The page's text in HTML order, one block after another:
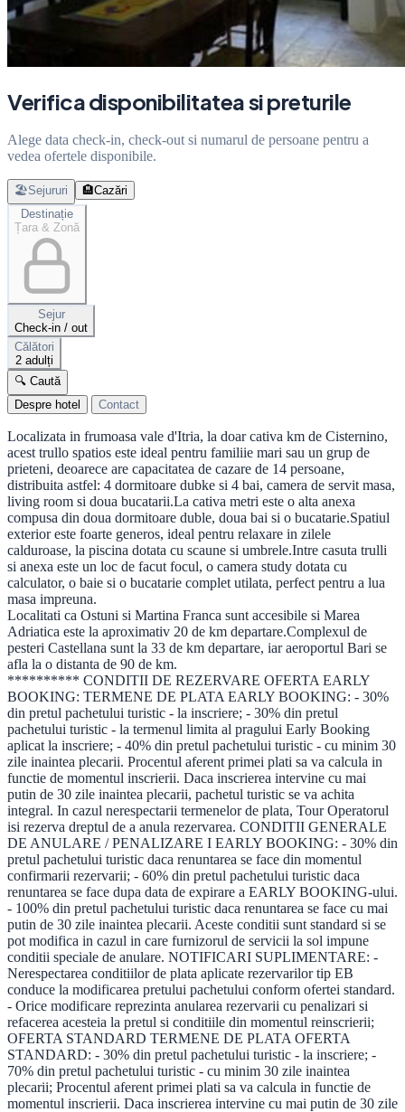
Verifica disponibilitatea si preturile
Alege data check-in, check-out si numarul de persoane pentru a
vedea ofertele disponibile.
🏖️Sejururi 🏨Cazări
Destinație
Țara & Zonă
Sejur
Check-in / out
Călători
2 adulți
🔍 Caută
Despre hotel
Contact
Localizata in frumoasa vale d'Itria, la doar cativa km de Cisternino,
acest trullo spatios este ideal pentru familiie mari sau un grup de
prieteni, deoarece are capacitatea de cazare de 14 persoane,
distribuita astfel: 4 dormitoare dubke si 4 bai, camera de servit masa,
living room si doua bucatarii.La cativa metri este o alta anexa
compusa din doua dormitoare duble, doua bai si o bucatarie.Spatiul
exterior este foarte generos, ideal pentru relaxare in zilele
calduroase, la piscina dotata cu scaune si umbrele.Intre casuta trulli
si anexa este un loc de facut focul, o camera study dotata cu
calculator, o baie si o bucatarie complet utilata, perfect pentru a lua
masa impreuna.
Localitati ca Ostuni si Martina Franca sunt accesibile si Marea
Adriatica este la aproximativ 20 de km departare.Complexul de
pesteri Castellana sunt la 33 de km departare, iar aeroportul Bari se
afla la o distanta de 90 de km.
********** CONDITII DE REZERVARE OFERTA EARLY BOOKING: TERMENE DE PLATA EARLY BOOKING: - 30% din pretul pachetului turistic - la inscriere; - 30% din pretul pachetului turistic - la termenul limita al pragului Early Booking aplicat la inscriere; - 40% din pretul pachetului turistic - cu minim 30 zile inaintea plecarii. Procentul aferent primei plati sa va calcula in functie de momentul inscrierii. Daca inscrierea intervine cu mai putin de 30 zile inaintea plecarii, pachetul turistic se va achita integral. In cazul nerespectarii termenelor de plata, Tour Operatorul isi rezerva dreptul de a anula rezervarea. CONDITII GENERALE DE ANULARE / PENALIZARE I EARLY BOOKING: - 30% din pretul pachetului turistic daca renuntarea se face din momentul confirmarii rezervarii; - 60% din pretul pachetului turistic daca renuntarea se face dupa data de expirare a EARLY BOOKING-ului. - 100% din pretul pachetului turistic daca renuntarea se face cu mai putin de 30 zile inaintea plecarii. Aceste conditii sunt standard si se pot modifica in cazul in care furnizorul de servicii la sol impune conditii speciale de anulare. NOTIFICARI SUPLIMENTARE: - Nerespectarea conditiilor de plata aplicate rezervarilor tip EB conduce la modificarea pretului pachetului conform ofertei standard. - Orice modificare reprezinta anularea rezervarii cu penalizari si refacerea acesteia la pretul si conditiile din momentul reinscrierii; OFERTA STANDARD TERMENE DE PLATA OFERTA STANDARD: - 30% din pretul pachetului turistic - la inscriere; - 70% din pretul pachetului turistic - cu minim 30 zile inaintea plecarii; Procentul aferent primei plati sa va calcula in functie de momentul inscrierii. Daca inscrierea intervine cu mai putin de 30 zile inaintea plecarii, pachetul turistic se va achita integral. In cazul nerespectarii termenelor de plata, Agentia Organizatoare isi rezerva dreptul de a anula rezervarea. CONDITII GENERALE DE ANULARE / PENALIZARI OFERTA STANDARD: - 30% din pretul pachetului turistic daca renuntarea se face in intervalul 89 zile - 60 zile inaintea plecarii; - 60% din pretul pachetului turistic daca renuntarea se face in intervalul 59 zile - 30 zile inaintea plecarii; - 100% din pretul pachetului turistic daca renuntarea se face cu mai putin de 30 zile inaintea plecarii. Aceste conditii sunt standard si se pot modifica in cazul in care furnizorul de servicii la sol impune conditii speciale de anulare. NOTIFICARI SUPLIMENTARE: - Orice modificare de nume sau tip de camera efectuata dupa inscriere dar inainte de emiterea documentelor de calatorie se va confirma sau infirma in functie de conditiile prestatorului si va fi supusa platii unei taxe de modificare de 10 euro/camera. - Schimbarea perioadei, a hotelului sau a destinatiei este considerata anulare (cu penalizarile aferente) si refacerea rezervarii in noile conditii de comercializare si de pret. Atat ofertele EARLY BOOKING cat si STANDARD 100 % penalizare: - in cazul anularii rezervarii cu mai putin de 31 zile inainte de data plecarii; - in cazul in care calatorul nu se prezinta la program; - in cazul in care calatorul nu este lasat sa treaca una din frontierele de pe traseul excursiei, din motive care sunt legate exclusiv de persoana sa saudin motive care nu pot fi imputate Agentiei; - in cazul in care calatorul nu respecta conditiile generale ale Agentiei, prezinta acte incomplete sau false, nu are pasaport sau nu achita integralexcursia in termenele stipulate; Aceste penalizari se aplica la pretul pachetului de calatorie. Toate sumele mentionate mai sus se vor retine de catre Agentie din avansul sau pretul total al pachetului de servicii de calatorie achitat de calator, fara a fi necesara interventia instantelor de judecata. Aceste conditii de plata si penalizari sunt general valabile. Ofertele speciale pot avea conditii de plata si retragere specifice. Aceste conditii speciale sunt communicate odata cu oferta si fac parte integrala din contractul de comercializare a pachetelor de servicii turistice. Calatorii pot transfera pachetul de servicii de calatorie unei alte persoane, in urma unei instiintari efectuate in mod rezonabil si eventual a platii unorcosturi suplimentare (taxa modificare nume, taxa anulare,etc). Numarul minim de persoane necesar pentru realizarea programului: - Insula Ischia - nu exista numar minim de persoane; - Puglia - nu exista un numar minim de persoane. Incetarea contractului privind pachetul de servicii de calatorie si dreptul de retragere inainte de inceperea executarii pachetului. Calatorul poate inceta contractul privind pachetul de servicii de calatorie in orice moment inainte de inceperea executarii pachetului. In cazul in carecalatorul inceteaza contractul privind pachetul de servicii de calatorie, acesta poate fi obligat sa plateasca agentiei de turism organizatoare openalitate de incetare adecvata si justificabila.In contractul privind pachetul de servicii de calatorie pot fi prevazute penalitati de incetare standardizate rezonabile, in functie de momentul incetariicontractului inainte de inceperea executarii pachetului, precum si de economiile de costuri si de veniturile prevazute, generate de executareaalternativa a serviciilor de calatorie. In absenta unor penalitati de incetare standardizate, valoarea penalitatii de incetare corespunde pretuluipachetului, din care se scad economiile de costuri si veniturile generate de executarea alternativa a serviciilor de calatorie. La cererea calatorului, agentia de turism organizatoare prezinta o justificare pentru cuantumul penalitatilor de incetare. SERVICII INCLUSE IN PACHETELE DE SERVICII TURISTICE: - transport cu avionul; - 1 bagaj de cabina 10 kg - zbor compania Blue Air - sa se incadreze in dimensiunile 55cm x 40cm x 20cm; - 1 bagaj de mana ( cabina ) - zbor compania Wizz Air - cu dimensiunea maxima de 40cm a 30cm a 20cm, care poate fi asezat sub scaunul din fata dumneavoastra; - 7 sau 14 nopti cazare si masa conform ofertei; - transferuri aeroport - hotel - aeroport; - asistenta turistica la destinatie in limba italiana si engleza pentru Insula Ischia si Puglia. - taxele de aeroport si catering (se pot modifica). Nota: Taxele de aeroport incluse in pret sunt cele valabile la data lansarii ofertei, respectiv luna, anul. In situatia majorarii de catre compania aeriana a acestor taxe pana la data emiterii biletelor de avion (biletele se emit cu pana la 7 zile inainte de plecare), agentia isi rezerva dreptul de a modifica valoarea acestora. NU SUNT INCLUSE IN PACHETELE DE SERVICII TURISTICE: - asigurarea medicala de calatorie (optionala, recomandata); - asigurarea storno (optionala), se incheie odata cu contractul de comercializare a pachetului de servicii turistice, in pachet cu asigurarea medicala de calatorie; - excursiile optionale. OBSERVATII: - DOCUMENTE NECESARE CALATORIEI: CARTE DE IDENTITATE SAU PASAPORT SIMPLU ELECTRONIC SAU TEMPORAR VALABIL CEL PUTIN 6 LUNI DE LA INCHEIEREA CALATORIEI; TOTI COPIII AU NEVOIE DE PASAPORT; - ACESTE PROGRAME NU NECESITA OBTINEREA VIZEI TURISTICE; INFORMATII UTILE INAINTE DE CALATORIE: Taxa turistica locala se va achita de catre turisti in numerar, la sosirea in unitatea de cazare. Taxa de sejur este diferentiata in functie de clasificarea unitatilor de cazare. IMPORTANT! Va reamintim ca incheierea unei Asigurari STORNO de calatorie poate acoperi pierderile financiare cauzate de anulare, contracarand efectul penalizarilor aplicate. Va recomandam sa uzati de acest mijloc de protectie financiara care acopera cele mai frecvente evenimente ce cauzeaza anularea calatoriei INFORMATII LEGATE DE DOCUMENTELE DE CALATORIE SI VIZE Cetatenii romani nu au nevoie de viza pentru a calatori in Italia. Intrarea in Italia este permisa cu pasaportul sau cartea de identitate in curs de valabilitate. Pentru verificarea conditiilor particulare de intrare si sedere prevazute de legislatia din Italia, va recomandam consultarea informatiilor oficiale furnizate de autortatile grecesti: - Ambasada Italiei din Bucuresti (https://ambbucarest.esteri.it/ambasciata_bucarest/it/) - In cazul pierderii/furtului documentelor de calatorie cetatenii romani pot contacta: - Ambasada Romaniei din Roma - Sectia Consulara: Telefon Phone: + 39 06 8352 3344 sau Phone: +39 06 808 4529 Numere de telefon de urgenta ale autoritatilor publice din Italia: - 112 - Numar general de urgenta - 112 - Politia italiana - 118 - Asistenta medicala de urgenta - 115 - Pompierii - 113 - Politia rutiera FORMALITATI LEGATE DE SANATATE Sistemul medical Asigurarea medicala este obligatorie in Italia. Va recomandam cu insistenta sa incheiati o asigurare medicala de sanatate sau sa obtineti Cardul European de Sanatate inainte de a pleca intr-o calatorie. Daca va imbolnaviti sau aveti un accident pe durata unei sederi temporare intr-un stat membru UE, formularul E112 sau Cardul european de asigurari sociale de sanatate va va da acces la ingrijirile medicale necesare. Acest Card va va permite sa primiti asistenta medicala necesara in timpul sederii dumneavoastra temporare in orice tara a Uniunii Europene. Mai multe detalii gasiti la adresele: www.cnas.ro si www.ceass.ro. Este bine ca asigurarea medicala suplimentara sa fie valabila in toate tarile. In baza unei asemenea asigurari, facultative, aveti acces la serviciile de urgenta atat din sistemul public de sanatate, cat si din cel privat (in functie de tipul politei de asigurare). La incheierea unei asemenea asigurari verificati coordonatele partenerului societatii de asigurare in tara de destinatie si de tranzit. Va recomandam sa va incheiati, inainte de plecare, o asigurare de calatorie. Aceasta are valabilitate in toate tarile si poate sa acopere de la riscurile de baza (imbolnaviri, accidente, urgente stomatologice, repatriere sanitara sau in caz de deces) pana la toate riscurile de calatorie, inclusiv pierderea/ furtul/ deteriorarea bagajelor, anularea plecarii in strainatate, falimentul compani